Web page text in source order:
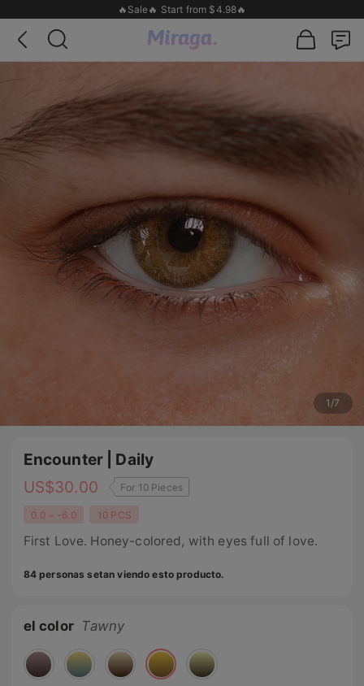
🔥Sale🔥 Start from $4.98🔥
1 /7
Encounter | Daily
US$30.00 For 10 Pieces
0.0 ~ -6.0 10 PCS
First Love. Honey-colored, with eyes full of love.
84 personas setan viendo esto producto.
el color Tawny